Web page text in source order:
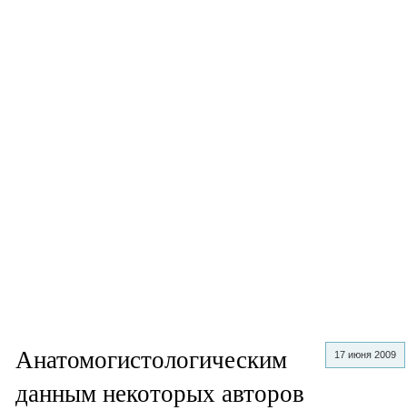
17 июня 2009
Анатомогистологическим
данным некоторых авторов